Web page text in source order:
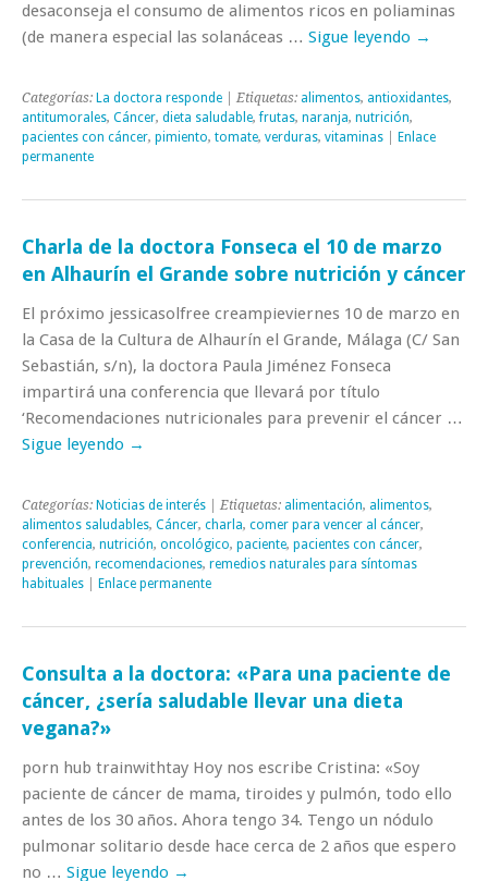
desaconseja el consumo de alimentos ricos en poliaminas
(de manera especial las solanáceas … Sigue leyendo →
Categorías: La doctora responde | Etiquetas: alimentos, antioxidantes,
antitumorales, Cáncer, dieta saludable,frutas, naranja, nutrición,
pacientes con cáncer, pimiento, tomate, verduras, vitaminas
Enlace
permanente
Charla de la doctora Fonseca el 10 de marzo
en Alhaurín el Grande sobre nutrición y cáncer
El próximo jessicasolfree creampieviernes 10 de marzo en
la Casa de la Cultura de Alhaurín el Grande, Málaga (C/ San
Sebastián, s/n), la doctora Paula Jiménez Fonseca
impartirá una conferencia que llevará por título
‘Recomendaciones nutricionales para prevenir el cáncer …
Sigue leyendo →
Categorías: Noticias de interés | Etiquetas: alimentación, alimentos,
alimentos saludables, Cáncer, charla, comer para vencer al cáncer,
conferencia, nutrición, oncológico, paciente, pacientes con cáncer,
prevención, recomendaciones, remedios naturales para síntomas
habituales
Enlace permanente
Consulta a la doctora: «Para una paciente de
cáncer, ¿sería saludable llevar una dieta
vegana?»
porn hub trainwithtay Hoy nos escribe Cristina: «Soy
paciente de cáncer de mama, tiroides y pulmón, todo ello
antes de los 30 años. Ahora tengo 34. Tengo un nódulo
pulmonar solitario desde hace cerca de 2 años que espero
no … Sigue leyendo →